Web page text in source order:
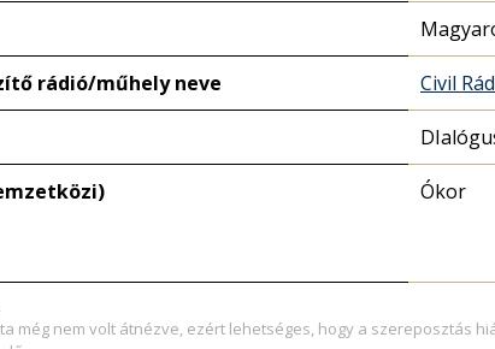
rádió/műhely neve Civil
Ókor
még nem volt átnézve, ezért lehetséges, hogy a szereposztás